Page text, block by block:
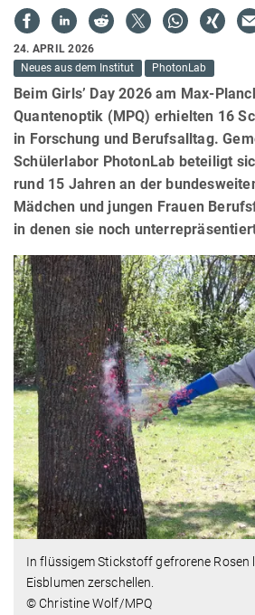
24. APRIL 2026
Neues aus dem Institut
PhotonLab
Beim Girls’ Day 2026 am Max-
Quantenoptik (MPQ) erhielten 16
in Forschung und Berufsalltag.
Schülerlabor PhotonLab beteiligt
rund 15 Jahren an der
Mädchen und jungen Frauen
in denen sie noch
In flüssigem Stickstoff gefrorene Rosen
Eisblumen zerschellen.
© Christine Wolf/MPQ